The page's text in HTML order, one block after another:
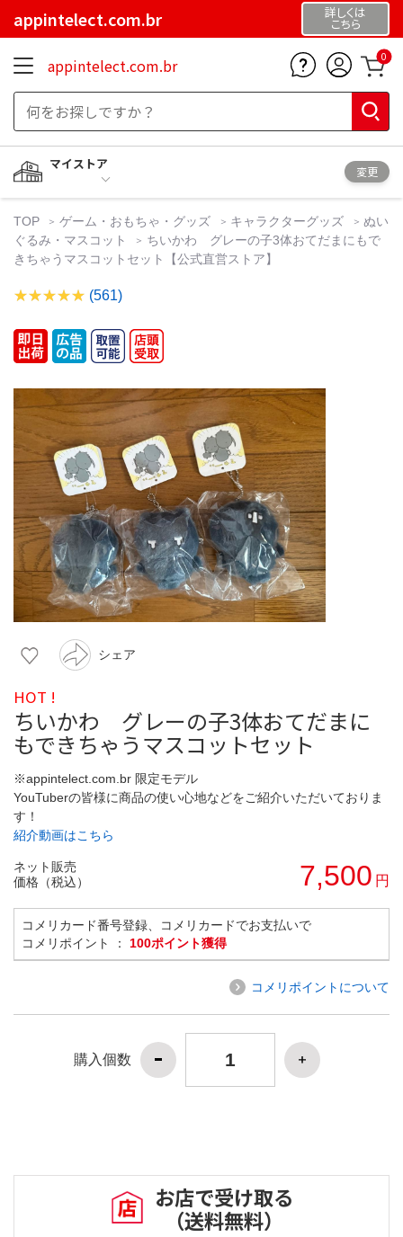
appintelect.com.br 詳しくは
こちら
appintelect.com.br 0
マイストア
変更
TOP ゲーム・おもちゃ・グッズ キャラクターグッズ
ぬい
ぐるみ・マスコット
ちいかわ グレーの子3体おてだまにもで
きちゃうマスコットセット【公式直営ストア】
(561)
シェア
HOT !
ちいかわ グレーの子3体おてだまに
もできちゃうマスコットセット
※appintelect.com.br 限定モデル
YouTuberの皆様に商品の使い心地などをご紹介いただいておりま
す！
紹介動画はこちら
ネット販売
価格（税込）
7,500 円
コメリカード番号登録、コメリカードでお支払いで
コメリポイント ： 100ポイント獲得
コメリポイントについて
購入個数
お店で受け取る
（送料無料）